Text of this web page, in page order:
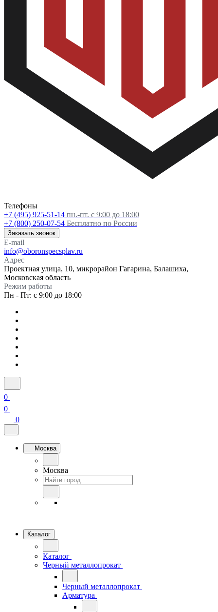
Телефоны
+7 (495) 925-51-14 пн.-пт. с 9:00 до 18:00
+7 (800) 250-07-54 Бесплатно по России
Заказать звонок
E-mail
info@oboronspecsplav.ru
Адрес
Проектная улица, 10, микрорайон Гагарина, Балашиха,
Московская область
Режим работы
Пн - Пт: с 9:00 до 18:00
0
0
0
Москва
Москва
Каталог
Каталог
Черный металлопрокат
Черный металлопрокат
Арматура